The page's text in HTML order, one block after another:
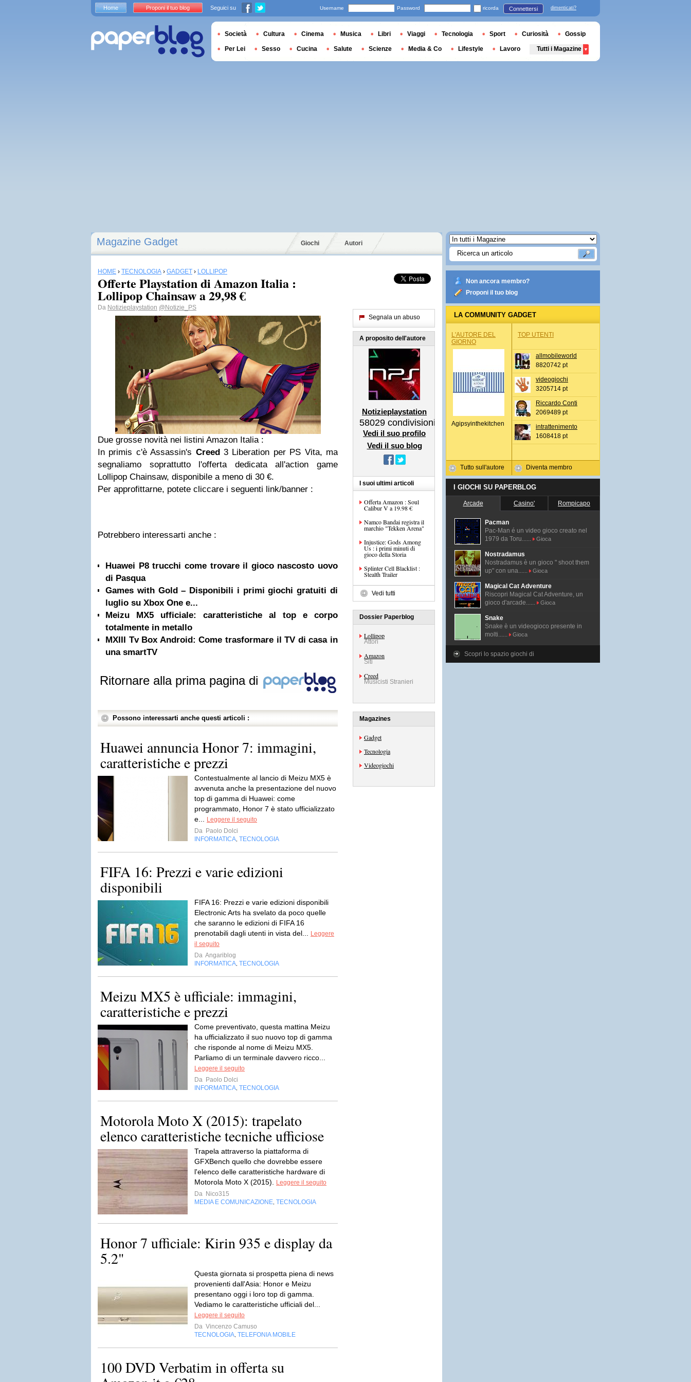
Magazine Gadget Giochi Autori
HOME › TECNOLOGIA › GADGET › LOLLIPOP
Offerte Playstation di Amazon Italia :
Lollipop Chainsaw a 29,98 €
Da Notizieplaystation @Notizie_PS
Due grosse novità nei listini Amazon Italia :
In primis c'è Assassin's Creed3 Liberation per PS Vita, ma
segnaliamo soprattutto l'offerta dedicata all'action game
Lollipop Chainsaw, disponibile a meno di 30 €.
Per approfittarne, potete cliccare i seguenti link/banner :
Potrebbero interessarti anche :
Huawei P8 trucchi come trovare il gioco nascosto uovo
di Pasqua
Games with Gold – Disponibili i primi giochi gratuiti di
luglio su Xbox One e...
Meizu MX5 ufficiale: caratteristiche al top e corpo
totalmente in metallo
MXIII Tv Box Android: Come trasformare il TV di casa in
una smartTV
Ritornare alla prima pagina di
Possono interessarti anche questi articoli :
Huawei annuncia Honor 7: immagini,
caratteristiche e prezzi
Contestualmente al lancio di Meizu MX5 è
avvenuta anche la presentazione del nuovo
top di gamma di Huawei: come
programmato, Honor 7 è stato ufficializzato
e...
Leggere il seguito
Da Paolo Dolci
INFORMATICA TECNOLOGIA
FIFA 16: Prezzi e varie edizioni
disponibili
FIFA 16: Prezzi e varie edizioni disponibili
Electronic Arts ha svelato da poco quelle
che saranno le edizioni di FIFA 16
prenotabili dagli utenti in vista del...
Leggere
il seguito
Da Angariblog
INFORMATICA TECNOLOGIA
Meizu MX5 è ufficiale: immagini,
caratteristiche e prezzi
Come preventivato, questa mattina Meizu
ha ufficializzato il suo nuovo top di gamma
che risponde al nome di Meizu MX5.
Parliamo di un terminale davvero ricco...
Leggere il seguito
Da Paolo Dolci
INFORMATICA TECNOLOGIA
Motorola Moto X (2015): trapelato
elenco caratteristiche tecniche ufficiose
Trapela attraverso la piattaforma di
GFXBench quello che dovrebbe essere
l'elenco delle caratteristiche hardware di
Motorola Moto X (2015).
Leggere il seguito
Da Nico315
MEDIA E COMUNICAZIONE TECNOLOGIA
Honor 7 ufficiale: Kirin 935 e display da
5.2"
Questa giornata si prospetta piena di news
provenienti dall'Asia: Honor e Meizu
presentano oggi i loro top di gamma.
Vediamo le caratteristiche ufficiali del...
Leggere il seguito
Da Vincenzo Camuso
TECNOLOGIA TELEFONIA MOBILE
100 DVD Verbatim in offerta su
Segnala un abuso
A proposito dell'autore
Notizieplaystation
58029 condivisioni
Vedi il suo profilo
Vedi il suo blog
I suoi ultimi articoli
Offerta Amazon : Soul
Calibur V a 19.98 €
Namco Bandai registra il
marchio "Tekken Arena"
Injustice: Gods Among
Us : i primi minuti di
gioco della Storia
Splinter Cell Blacklist :
Stealth Trailer
Vedi tutti
Dossier Paperblog
Lollipop
Attori
Amazon
Siti
Creed
Musicisti Stranieri
Magazines
Gadget
Tecnologia
Videogiochi
Non ancora membro?
Proponi il tuo blog
LA COMMUNITY GADGET
L'AUTORE DEL
GIORNO
Agipsyinthekitchen
Tutto sull'autore
TOP UTENTI
allmobileworld
8820742 pt
videogiochi
3205714 pt
Riccardo Conti
2069489 pt
intrattenimento
1608418 pt
Diventa membro
I GIOCHI SU PAPERBLOG
Arcade Casino' Rompicapo
Pacman
Pac-Man é un video gioco creato nel
1979 da Toru......
Gioca
Nostradamus
Nostradamus è un gioco " shoot them
up" con una......
Gioca
Magical Cat Adventure
Riscopri Magical Cat Adventure, un
gioco d'arcade......
Gioca
Snake
Snake è un videogioco presente in
molti......
Gioca
Scopri lo spazio giochi di
Home Proponi il tuo blog Seguici su Username Password ricorda Connettersi dimenticati?
Società Cultura Cinema Musica Libri Viaggi Tecnologia Sport Curiosità Gossip
Per Lei Sesso Cucina Salute Scienze Media & Co Lifestyle Lavoro Tutti i Magazine